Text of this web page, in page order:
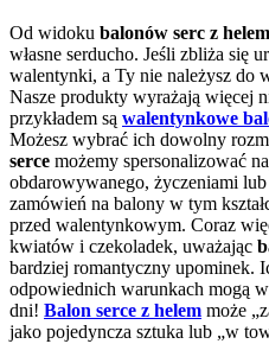
Od widoku balonów serc z helem
własne serducho. Jeśli zbliża się
walentynki, a Ty nie należysz do
Nasze produkty wyrażają więcej
przykładem są walentynkowe
Możesz wybrać ich dowolny
serce możemy spersonalizować
obdarowywanego, życzeniami
zamówień na balony w tym
przed walentynkowym. Coraz
kwiatów i czekoladek, uważając
bardziej romantyczny upominek.
odpowiednich warunkach mogą
dni! Balon serce z helem może
jako pojedyncza sztuka lub „w